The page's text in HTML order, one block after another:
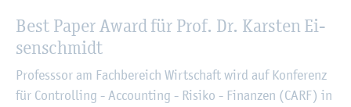
Best Paper Award für Prof. Dr. Kars­ten Ei­
sen­schmidt
Pro­fess­sor am Fach­be­reich Wirt­schaft wird auf Kon­fe­renz
für Con­trol­ling - Ac­coun­ting - Ri­si­ko - Fi­nan­zen (CARF) in